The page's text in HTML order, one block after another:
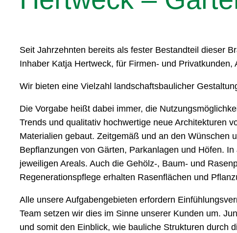
Seit Jahrzehnten bereits als fester Bestandteil dieser
Inhaber Katja Hertweck, für Firmen- und
Wir bieten eine Vielzahl landschaftsbaulicher
Die Vorgabe heißt dabei immer, die
Trends und qualitativ hochwertige neue Architekturen
Materialien gebaut. Zeitgemäß und an den Wünschen
Bepflanzungen von Gärten, Parkanlagen und Höfen.
jeweiligen Areals. Auch die Gehölz-, Baum- und
Regenerationspflege erhalten Rasenflächen und
Alle unsere Aufgabengebieten erfordern
Team setzen wir dies im Sinne unserer Kunden um.
und somit den Einblick, wie bauliche Strukturen durch